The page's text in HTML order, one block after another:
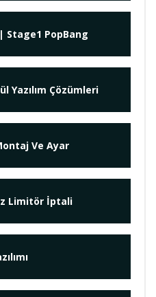
Stage1 PopBang
Yazılım Çözümleri
Ve Ayar
Limitör İptali